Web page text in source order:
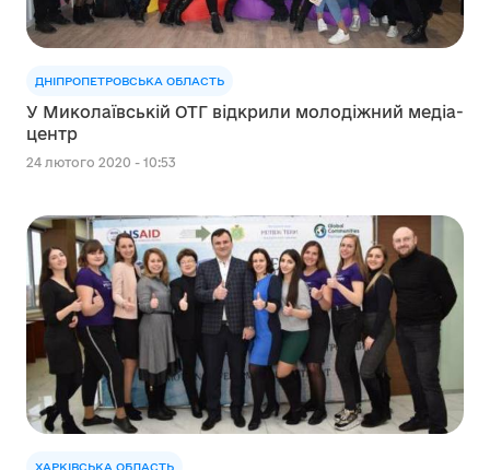
ДНІПРОПЕТРОВСЬКА ОБЛАСТЬ
У Миколаївській ОТГ відкрили молодіжний медіа-
центр
24 лютого 2020 - 10:53
ХАРКІВСЬКА ОБЛАСТЬ